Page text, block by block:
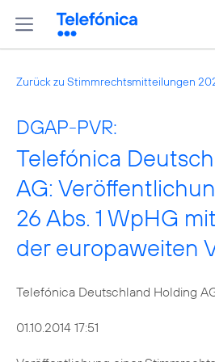
Zurück zu Stimmrechtsmitteilungen
DGAP-PVR:
Telefónica
AG:
26 Abs. 1 WpHG
der europaweiten
Telefónica Deutschland Holding
01.10.2014 17:51